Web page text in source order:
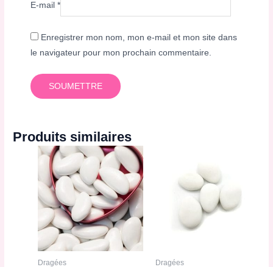
E-mail*
Enregistrer mon nom, mon e-mail et mon site dans
le navigateur pour mon prochain commentaire.
Produits similaires
Dragées Dragées